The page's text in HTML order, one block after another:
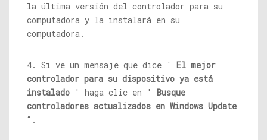
la última versión del controlador para su
computadora y la instalará en su
computadora.
4. Si ve un mensaje que dice ' El mejor
controlador para su dispositivo ya está
instalado ' haga clic en ' Busque
controladores actualizados en Windows Update
“.